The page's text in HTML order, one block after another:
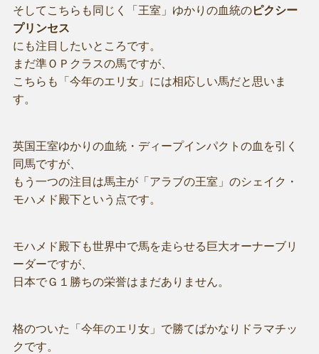
そしてこちらも同じく「王室」ゆかりの血統のピクシー
プリンセス
にも注目したいところです。
まだ準ＯＰクラスの馬ですが、
こちらも「今年のエリ女」には相応しい馬だと思いま
す。
英国王室ゆかりの血統・ディープインパクトの血を引く
同馬ですが、
もう一つの注目は馬主が「アラブの王室」のシェイク・
モハメド殿下という点です。
モハメド殿下も世界中で馬を走らせる巨大オーナーブリ
ーダーですが、
日本でＧ１勝ちの栄誉はまだありません。
格のついた「今年のエリ女」で勝てばかなりドラマチッ
クです。